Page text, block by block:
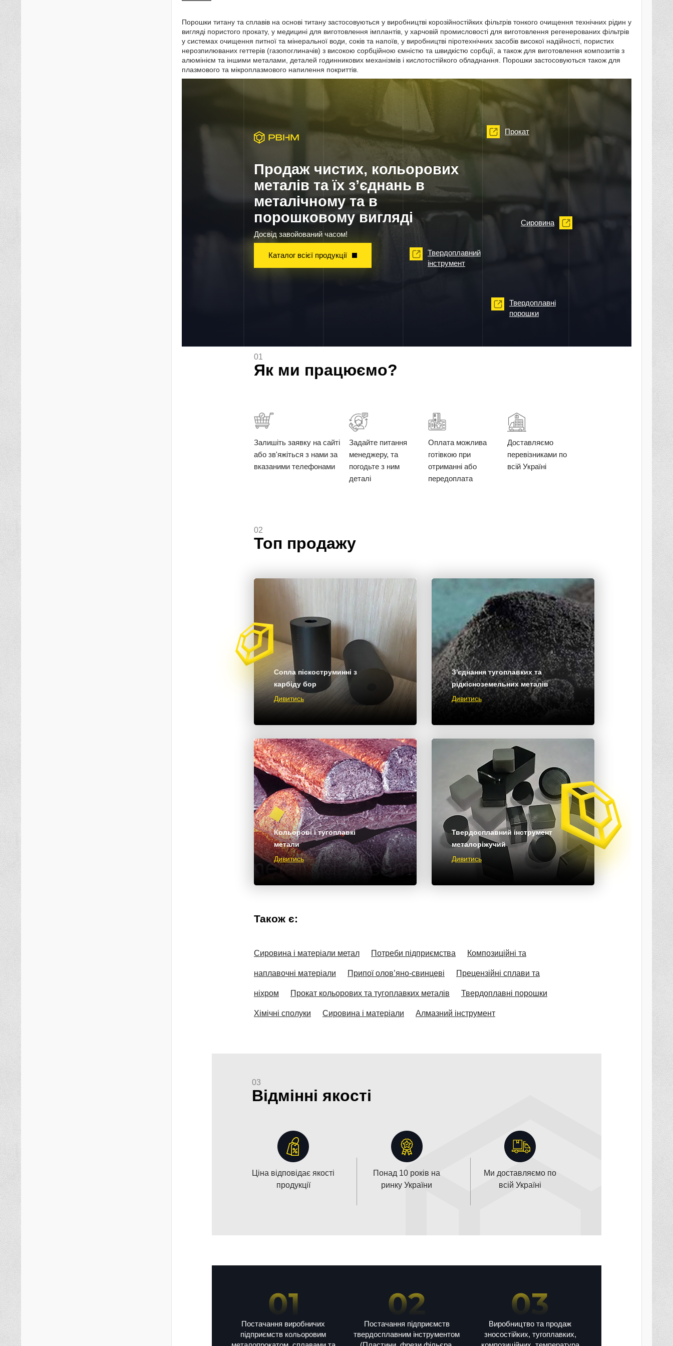
Порошки титану та сплавів на основі титану застосовуються у виробництві корозійностійких фільтрів тонкого очищення технічних рідин у
вигляді пористого прокату, у медицині для виготовлення імплантів, у харчовій промисловості для виготовлення регенерованих фільтрів
у системах очищення питної та мінеральної води, соків та напоїв, у виробництві піротехнічних засобів високої надійності, пористих
нерозпилюваних геттерів (газопоглиначів) з високою сорбційною ємністю та швидкістю сорбції, а також для виготовлення композитів з
алюмінієм та іншими металами, деталей годинникових механізмів і кислотостійкого обладнання. Порошки застосовуються також для
плазмового та мікроплазмового напилення покриттів.
Продаж чистих, кольорових
металів та їх з’єднань в
металічному та в
порошковому вигляді
Досвід завойований часом!
Каталог всієї продукції
Прокат
Твердоплавний
інструмент
Сировина
Твердоплавні
порошки
01
Як ми працюємо?
Залишіть заявку на сайті
або зв'яжіться з нами за
вказаними телефонами
Задайте питання
менеджеру, та
погодьте з ним
деталі
Оплата можлива
готівкою при
отриманні або
передоплата
Доставляємо
перевізниками по
всій Україні
02
Топ продажу
Сопла піскоструминні з
карбіду бор
Дивитись
З'єднання тугоплавких та
рідкісноземельних металів
Дивитись
Кольорові і тугоплавкі
метали
Дивитись
Твердосплавний інструмент
металоріжучий
Дивитись
Також є:
Сировина і матеріали метал Потреби підприємства Композиційні та
наплавочні матеріали Припої олов’яно-свинцеві Прецензійні сплави та
ніхром Прокат кольорових та тугоплавких металів Твердоплавні порошки
Хімічні сполуки Сировина і матеріали Алмазний інструмент
03
Відмінні якості
Ціна відповідає якості
продукції
Понад 10 років на
ринку України
Ми доставляємо по
всій Україні
Постачання виробничих
підприємств кольоровим
Постачання підприємств
твердосплавним інструментом
Виробництво та продаж
зносостійких, тугоплавких,